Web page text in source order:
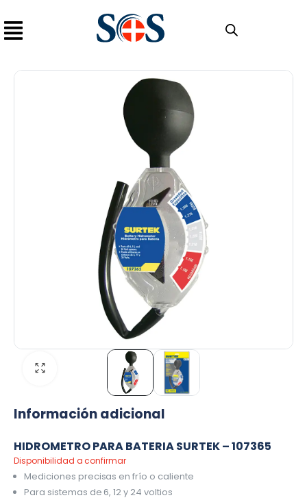
Información adicional
HIDROMETRO PARA BATERIA SURTEK – 107365
Disponibilidad a confirmar
Mediciones precisas en frío o caliente
Para sistemas de 6, 12 y 24 voltios